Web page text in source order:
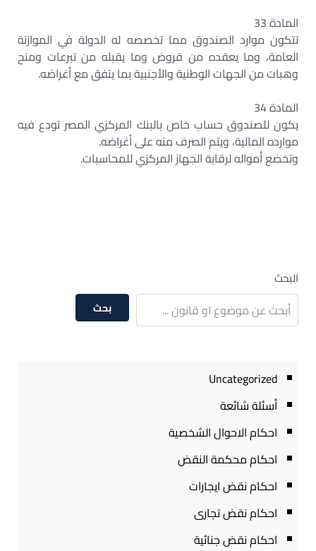
المادة 33
تتكون موارد الصندوق مما تخصصه له الدولة في الموازنة
العامة، وما يعقده من قروض وما يقبله من تبرعات ومنح
وهبات من الجهات الوطنية والأجنبية بما يتفق مع أغراضه.
المادة 34
يكون للصندوق حساب خاص بالبنك المركزي المصر تودع فيه
موارده المالية، ويتم الصرف منه على أغراضه.
وتخضع أمواله لرقابة الجهاز المركزي للمحاسبات.
البحث
بحث
Uncategorized
أسئلة شائعة
احكام الاحوال الشخصية
احكام محكمة النقض
احكام نقض ايجارات
احكام نقض تجارى
احكام نقض جنائية